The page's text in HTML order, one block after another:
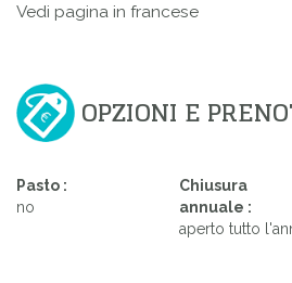
Vedi pagina in francese
OPZIONI E
Pasto :
no
Chiusura
annuale :
aperto tutto